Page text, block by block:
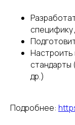
Настроить
стандарты
др.)
Подробнее:
Согласие на
данных